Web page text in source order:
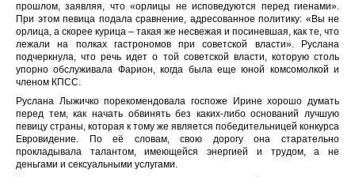
прошлом, заявляя, что «орлицы не исповедуются перед гиенами».
При этом певица подала сравнение, адресованное политику: «Вы не
орлица, а скорее курица – такая же несвежая и посиневшая, как те, что
лежали на полках гастрономов при советской власти». Руслана
подчеркнула, что речь идет о той советской власти, которую столь
упорно обслуживала Фарион, когда была еще юной комсомолкой и
членом КПСС.
Руслана Лыжичко порекомендовала госпоже Ирине хорошо думать
перед тем, как начать обвинять без каких-либо оснований лучшую
певицу страны, которая к тому же является победительницей конкурса
Евровидение. По её словам, свою дорогу она старательно
прокладывала талантом, имеющейся энергией и трудом, а не
деньгами и сексуальными услугами.